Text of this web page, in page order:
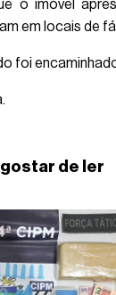
o imóvel
em locais de
foi
de ler